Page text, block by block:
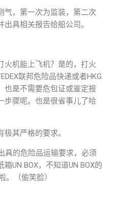
气，第一次为监装，第二次
具相关报告给船公司。
火机能上飞机？是的，打火
联邦危险品快递或者HKG
也是不需要危包证或鉴定报
步骤呢。也是很省事儿了哈
其严格的要求。
具的危险品运输要求，必须
UN BOX，不知道UN BOX的
。（偷笑脸）